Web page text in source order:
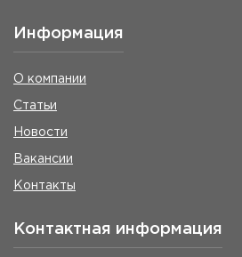
Информация
О компании
Статьи
Новости
Вакансии
Контакты
Контактная информация